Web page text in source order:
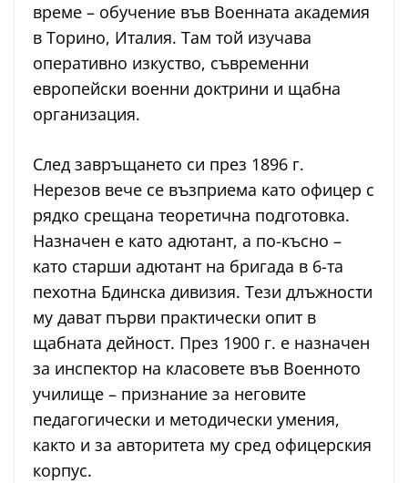
време – обучение във Военната академия
в Торино, Италия. Там той изучава
оперативно изкуство, съвременни
европейски военни доктрини и щабна
организация.
След завръщането си през 1896 г.
Нерезов вече се възприема като офицер с
рядко срещана теоретична подготовка.
Назначен е като адютант, а по-късно –
като старши адютант на бригада в 6-та
пехотна Бдинска дивизия. Тези длъжности
му дават първи практически опит в
щабната дейност. През 1900 г. е назначен
за инспектор на класовете във Военното
училище – признание за неговите
педагогически и методически умения,
както и за авторитета му сред офицерския
корпус.